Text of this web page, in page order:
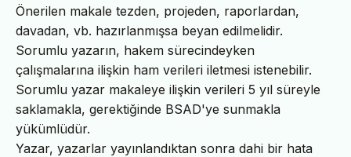
Önerilen makale tezden, projeden, raporlardan,
davadan, vb. hazırlanmışsa beyan edilmelidir.
Sorumlu yazarın, hakem sürecindeyken
çalışmalarına ilişkin ham verileri iletmesi istenebilir.
Sorumlu yazar makaleye ilişkin verileri 5 yıl süreyle
saklamakla, gerektiğinde BSAD'ye sunmakla
yükümlüdür.
Yazar, yazarlar yayınlandıktan sonra dahi bir hata